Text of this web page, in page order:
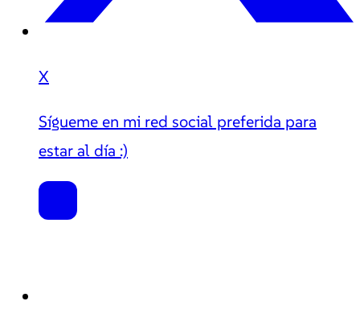
X
Sígueme en mi red social preferida para
estar al día :)